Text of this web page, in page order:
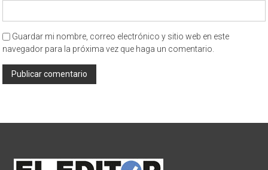
Guardar mi nombre, correo electrónico y sitio web en este
navegador para la próxima vez que haga un comentario.